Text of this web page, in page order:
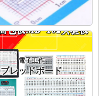
電子工作
ブレッドボード